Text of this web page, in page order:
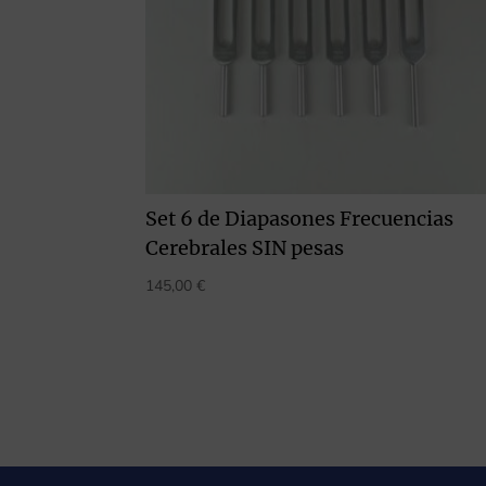
Set 6 de Diapasones Frecuencias
Cerebrales SIN pesas
145,00 €